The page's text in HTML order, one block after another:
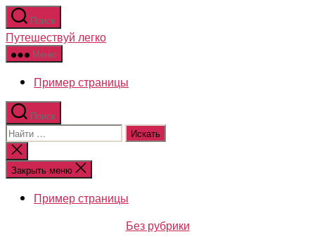
Перейти
к
содержимому
Поиск
Путешествуй легко
Меню
Пример страницы
Поиск
Поиск:
Закрыть
поиск
Закрыть меню
Пример страницы
Рубрики
Без рубрики